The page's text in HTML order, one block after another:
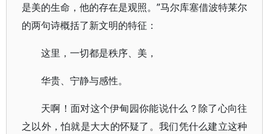
是美的生命，他的存在是观照。”马尔库塞借波特莱尔
的两句诗概括了新文明的特征：
这里，一切都是秩序、美，
华贵、宁静与感性。
天啊！面对这个伊甸园你能说什么？除了心向往
之以外，怕就是大大的怀疑了。我们凭什么建立这种